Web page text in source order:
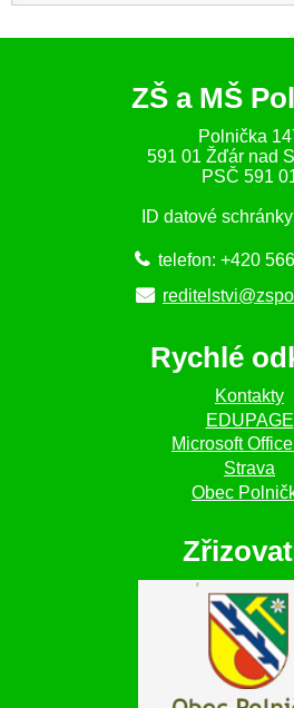
ZŠ a MŠ
Polnička
591 01 Žďár nad
PSČ 591
ID datové
telefon: +420
Rychlé
Kontakty
EDUPAGE
Microsoft
Strava
Obec